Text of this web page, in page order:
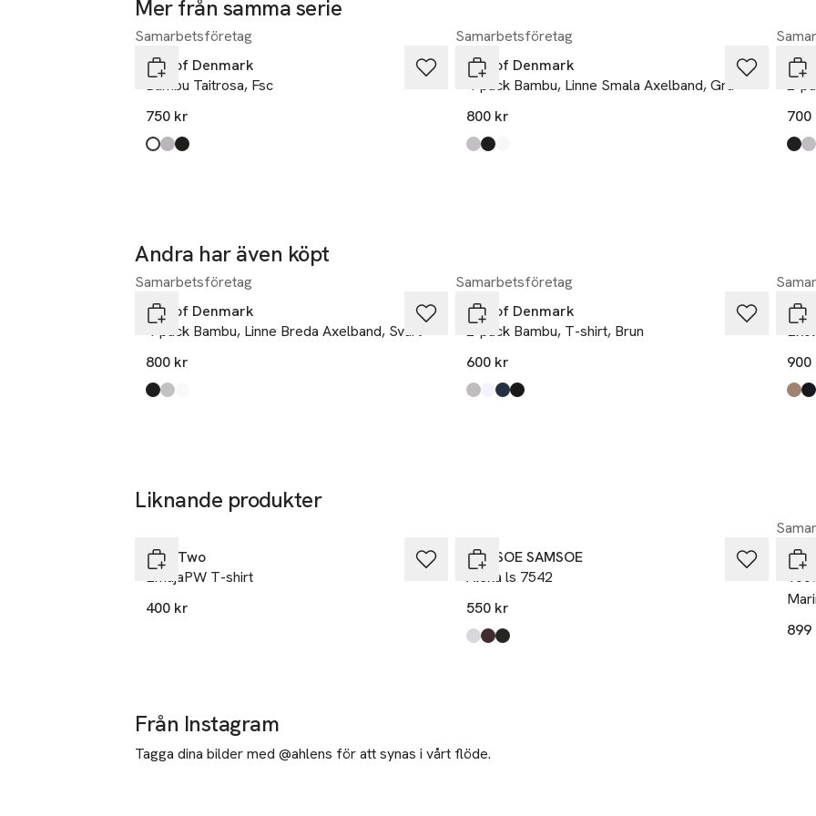
Mer från samma serie
Hoppa över bildspelet
Samarbetsföretag
JBS of Denmark
Bambu Taitrosa, Fsc
750 kr
Produkten finns i färgerna:
white,
light grey melange
black,
Samarbetsföretag
JBS of Denmark
4-pack Bambu, Linne Smala Axelband, Grå
800 kr
Produkten finns i färgerna:
light grey melange
black
white
2-
Andra har även köpt
Hoppa över bildspelet
Samarbetsföretag
JBS of Denmark
4-pack Bambu, Linne Breda Axelband, Svart
800 kr
Produkten finns i färgerna:
black
light grey melange
white
Samarbetsföretag
JBS of Denmark
2-pack Bambu, T-shirt, Brun
600 kr
Produkten finns i färgerna:
light grey melange
white,
navy ,
black, rose
Liknande produkter
Part Two
EmajaPW T-shirt
400 kr
SAMSOE SAMSOE
Alexa ls 7542
550 kr
Produkten finns i färgerna:
White,
Mole,
Black,
Från Instagram
Tagga dina bilder med @ahlens för att synas i vårt flöde.